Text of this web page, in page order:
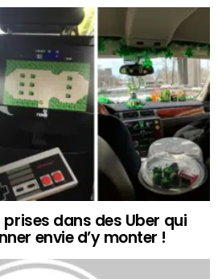
dans des Uber qui
envie d’y monter !